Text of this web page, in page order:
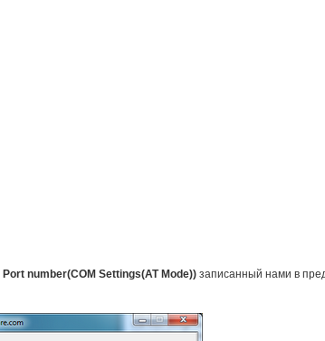
Port number(COM Settings(AT Mode)) записанный нами в